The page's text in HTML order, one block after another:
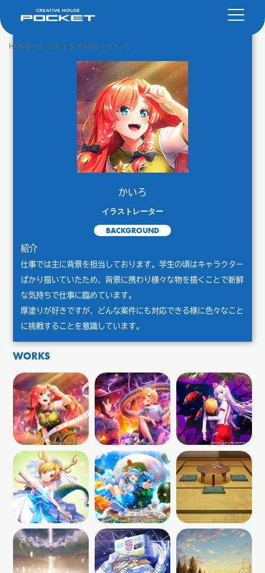
HOME> クリエイター紹介 > かいろ
かいろ
イラストレーター
BACKGROUND
紹介
仕事では主に背景を担当しております。学生の頃はキャラクター
ばかり描いていたため、背景に携わり様々な物を描くことで新鮮
な気持ちで仕事に臨めています。
厚塗りが好きですが、どんな案件にも対応できる様に色々なこと
に挑戦することを意識しています。
WORKS